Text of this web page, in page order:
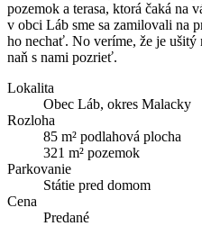
pozemok a terasa, ktorá čaká na
v obci Láb sme sa zamilovali na
ho nechať. No veríme, že je ušitý
naň s nami pozrieť.
Lokalita
Obec Láb, okres Malacky
Rozloha
85 m² podlahová plocha
321 m² pozemok
Parkovanie
Státie pred domom
Cena
Predané